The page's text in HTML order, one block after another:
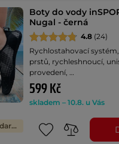
Výměna velikosti zdarma
Boty do vody
Nugal - černá
4.8 (24)
Rychlostahovací
prstů, rychleshnoucí,
provedení, …
599 Kč
skladem – 10.8. u Vás